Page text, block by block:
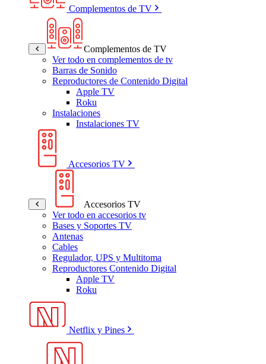
Complementos de TV
Complementos de TV
Ver todo en complementos de tv
Barras de Sonido
Reproductores de Contenido Digital
Apple TV
Roku
Instalaciones
Instalaciones TV
Accesorios TV
Accesorios TV
Ver todo en accesorios tv
Bases y Soportes TV
Antenas
Cables
Regulador, UPS y Multitoma
Reproductores Contenido Digital
Apple TV
Roku
Netflix y Pines